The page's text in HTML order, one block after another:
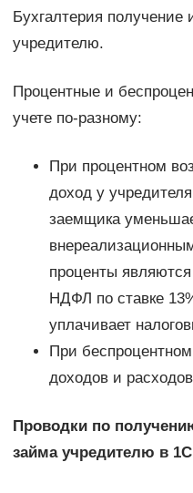
Бухгалтерия получение
учредителю.
Процентные и
учете по-разному:
При процентном
доход у
заемщика
проценты
НДФЛ по ставке
уплачивает
При беспроцентном
доходов и
Проводки по
займа учредителю в 1С